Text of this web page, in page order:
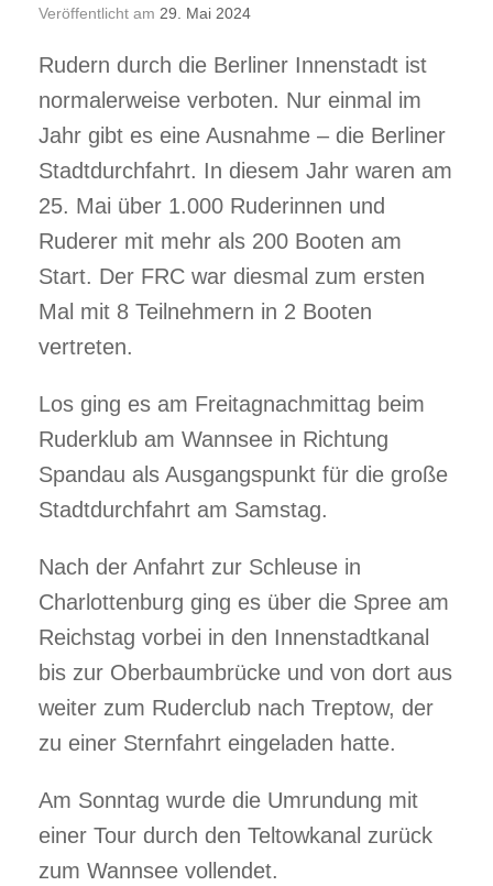
Veröffentlicht am 29. Mai 2024
Rudern durch die Berliner Innenstadt ist
normalerweise verboten. Nur einmal im
Jahr gibt es eine Ausnahme – die Berliner
Stadtdurchfahrt. In diesem Jahr waren am
25. Mai über 1.000 Ruderinnen und
Ruderer mit mehr als 200 Booten am
Start. Der FRC war diesmal zum ersten
Mal mit 8 Teilnehmern in 2 Booten
vertreten.
Los ging es am Freitagnachmittag beim
Ruderklub am Wannsee in Richtung
Spandau als Ausgangspunkt für die große
Stadtdurchfahrt am Samstag.
Nach der Anfahrt zur Schleuse in
Charlottenburg ging es über die Spree am
Reichstag vorbei in den Innenstadtkanal
bis zur Oberbaumbrücke und von dort aus
weiter zum Ruderclub nach Treptow, der
zu einer Sternfahrt eingeladen hatte.
Am Sonntag wurde die Umrundung mit
einer Tour durch den Teltowkanal zurück
zum Wannsee vollendet.